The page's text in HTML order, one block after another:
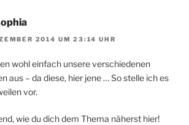
2014 UM 23:14 UHR
wohl einfach unsere verschiedenen
aus – da diese, hier jene … So stelle ich es
vor.
wie du dich dem Thema näherst hier!